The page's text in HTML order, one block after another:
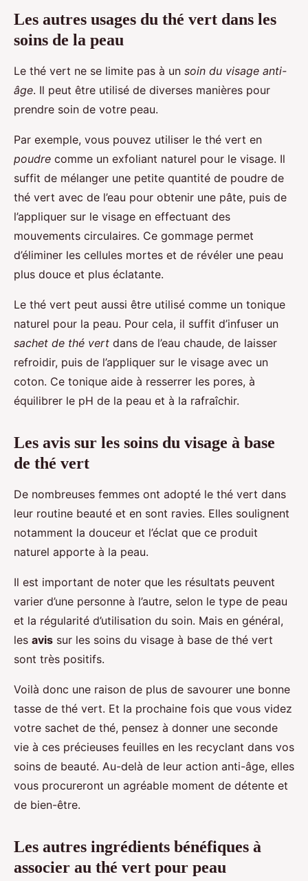
Les autres usages du thé vert dans les
soins de la peau
Le thé vert ne se limite pas à un soin du visage anti-
âge. Il peut être utilisé de diverses manières pour
prendre soin de votre peau.
Par exemple, vous pouvez utiliser le thé vert en
poudre comme un exfoliant naturel pour le visage. Il
suffit de mélanger une petite quantité de poudre de
thé vert avec de l’eau pour obtenir une pâte, puis de
l’appliquer sur le visage en effectuant des
mouvements circulaires. Ce gommage permet
d’éliminer les cellules mortes et de révéler une peau
plus douce et plus éclatante.
Le thé vert peut aussi être utilisé comme un tonique
naturel pour la peau. Pour cela, il suffit d’infuser un
sachet de thé vert dans de l’eau chaude, de laisser
refroidir, puis de l’appliquer sur le visage avec un
coton. Ce tonique aide à resserrer les pores, à
équilibrer le pH de la peau et à la rafraîchir.
Les avis sur les soins du visage à base
de thé vert
De nombreuses femmes ont adopté le thé vert dans
leur routine beauté et en sont ravies. Elles soulignent
notamment la douceur et l’éclat que ce produit
naturel apporte à la peau.
Il est important de noter que les résultats peuvent
varier d’une personne à l’autre, selon le type de peau
et la régularité d’utilisation du soin. Mais en général,
les avis sur les soins du visage à base de thé vert
sont très positifs.
Voilà donc une raison de plus de savourer une bonne
tasse de thé vert. Et la prochaine fois que vous videz
votre sachet de thé, pensez à donner une seconde
vie à ces précieuses feuilles en les recyclant dans vos
soins de beauté. Au-delà de leur action anti-âge, elles
vous procureront un agréable moment de détente et
de bien-être.
Les autres ingrédients bénéfiques à
associer au thé vert pour peau